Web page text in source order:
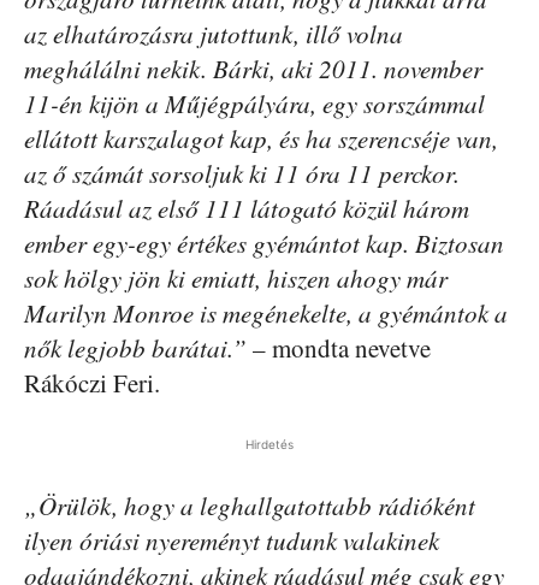
az elhatározásra jutottunk, illő volna
meghálálni nekik. Bárki, aki 2011. november
11-én kijön a Műjégpályára, egy sorszámmal
ellátott karszalagot kap, és ha szerencséje van,
az ő számát sorsoljuk ki 11 óra 11 perckor.
Ráadásul az első 111 látogató közül három
ember egy-egy értékes gyémántot kap. Biztosan
sok hölgy jön ki emiatt, hiszen ahogy már
Marilyn Monroe is megénekelte, a gyémántok a
nők legjobb barátai.” – mondta nevetve
Rákóczi Feri.
Hirdetés
„Örülök, hogy a leghallgatottabb rádióként
ilyen óriási nyereményt tudunk valakinek
odaajándékozni, akinek ráadásul még csak egy